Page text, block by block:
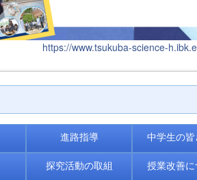
https://www.tsukuba-science-
進路指導 中学生の
探究活動の取組 授業改善